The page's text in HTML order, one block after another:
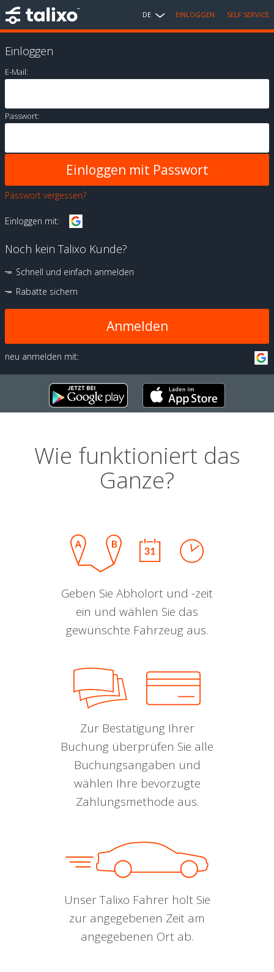
DE EINLOGGEN SELF SERVICE
Einloggen
E-Mail:
Passwort:
Passwort vergessen?
Einloggen mit:
Noch kein Talixo Kunde?
Schnell und einfach anmelden
Rabatte sichern
Anmelden
neu anmelden mit:
Wie funktioniert das
Ganze?
Geben Sie Abholort und -zeit
ein und wählen Sie das
gewünschte Fahrzeug aus.
Zur Bestätigung Ihrer
Buchung überprüfen Sie alle
Buchungsangaben und
wählen Ihre bevorzugte
Zahlungsmethode aus.
Unser Talixo Fahrer holt Sie
zur angegebenen Zeit am
angegebenen Ort ab.